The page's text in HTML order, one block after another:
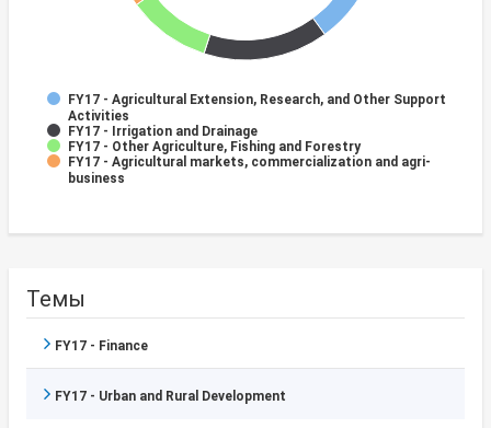
FY17 - Agricultural Extension, Research, and Other Support
Activities
FY17 - Irrigation and Drainage
FY17 - Other Agriculture, Fishing and Forestry
FY17 - Agricultural markets, commercialization and agri-
business
Темы
FY17 - Finance
FY17 - Urban and Rural Development